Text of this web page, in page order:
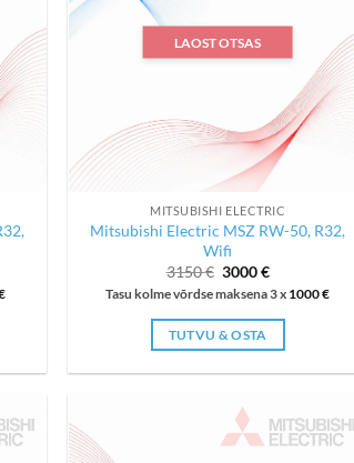
LAOST OTSAS
MITSUBISHI ELECTRIC
Mitsubishi Electric MSZ RW-50, R32,
Wifi
3150€ Algne
hind
oli:
3150 €.
3000€Current
price
is:
3000 €.
Tasu kolme võrdse maksena 3 x 1000€
TUTVU & OSTA